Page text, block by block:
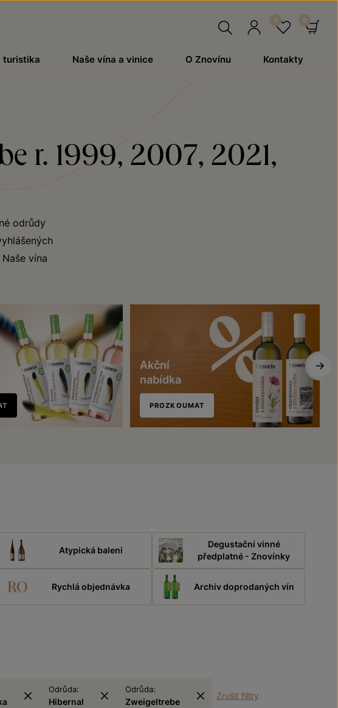
turistika Naše vína a vinice O Znovínu Kontakty
r. 1999, 2007, 2021,
odrůdy
vína
Akční
nabídka
PROZKOUMAT
Atypická baleni
Degustační vinné
předplatné - Znovínky
Rychlá objednávka Archiv doprodaných vín
Odrůda:
Hibernal
Odrůda:
Zweigeltrebe
Zrušit filtry